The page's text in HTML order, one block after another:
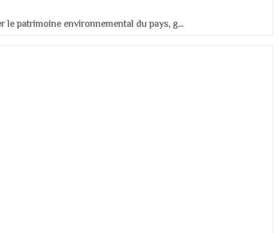
patrimoine environnemental du pays, g...